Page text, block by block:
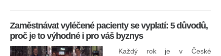
Zaměstnávat vyléčené pacienty se vyplatí: 5 důvodů,
proč je to výhodné i pro váš byznys
Každý rok je v České